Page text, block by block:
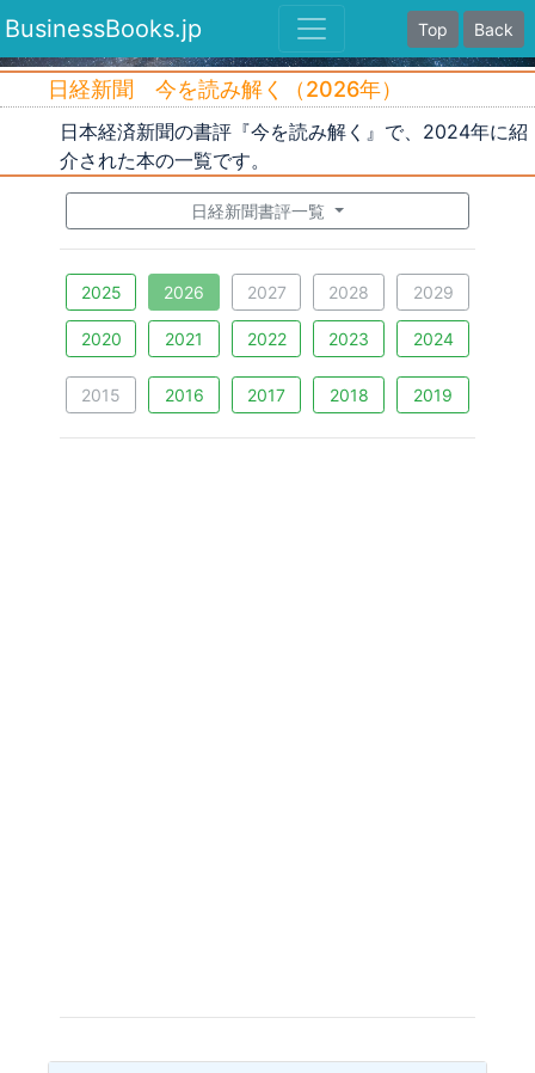
BusinessBooks.jp Top Back
日経新聞 今を読み解く（2026年）
日本経済新聞の書評『今を読み解く』で、2024年に紹
介された本の一覧です。
日経新聞書評一覧
2025 2026 2027 2028 2029
2020 2021 2022 2023 2024
2015 2016 2017 2018 2019